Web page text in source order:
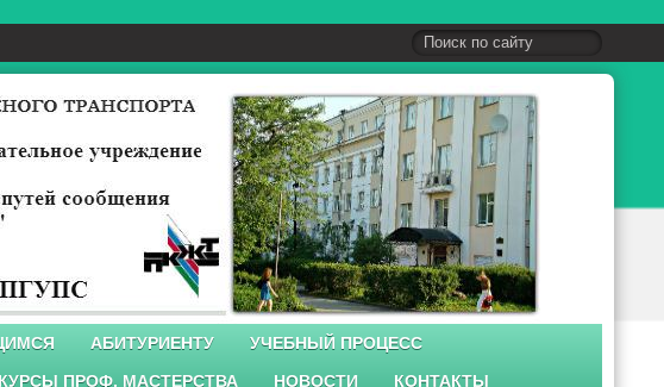
АБИТУРИЕНТУ УЧЕБНЫЙ ПРОЦЕСС
ПРОФ. МАСТЕРСТВА НОВОСТИ КОНТАКТЫ